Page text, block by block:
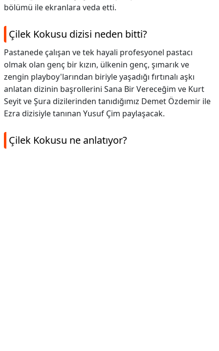
bölümü ile ekranlara veda etti.
Çilek Kokusu dizisi neden bitti?
Pastanede çalışan ve tek hayali profesyonel pastacı
olmak olan genç bir kızın, ülkenin genç, şımarık ve
zengin playboy'larından biriyle yaşadığı fırtınalı aşkı
anlatan dizinin başrollerini Sana Bir Vereceğim ve Kurt
Seyit ve Şura dizilerinden tanıdığımız Demet Özdemir ile
Ezra dizisiyle tanınan Yusuf Çim paylaşacak.
Çilek Kokusu ne anlatıyor?